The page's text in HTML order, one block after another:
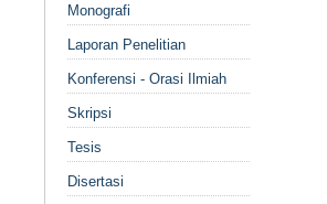
Monografi
Laporan Penelitian
Konferensi - Orasi Ilmiah
Skripsi
Tesis
Disertasi